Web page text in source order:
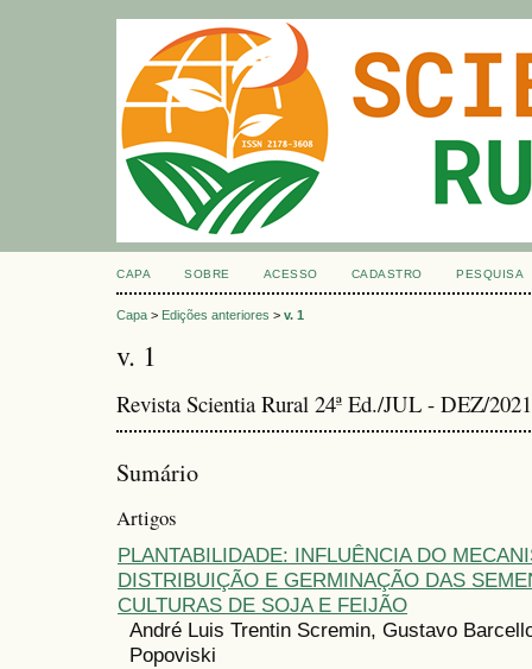
CAPA SOBRE ACESSO CADASTRO PESQUISA
Capa > Edições anteriores > v. 1
v. 1
Revista Scientia Rural 24ª Ed./JUL - DEZ/2021
Sumário
Artigos
PLANTABILIDADE: INFLUÊNCIA DO
DISTRIBUIÇÃO E GERMINAÇÃO DAS
CULTURAS DE SOJA E FEIJÃO
André Luis Trentin Scremin, Gustavo
Popoviski